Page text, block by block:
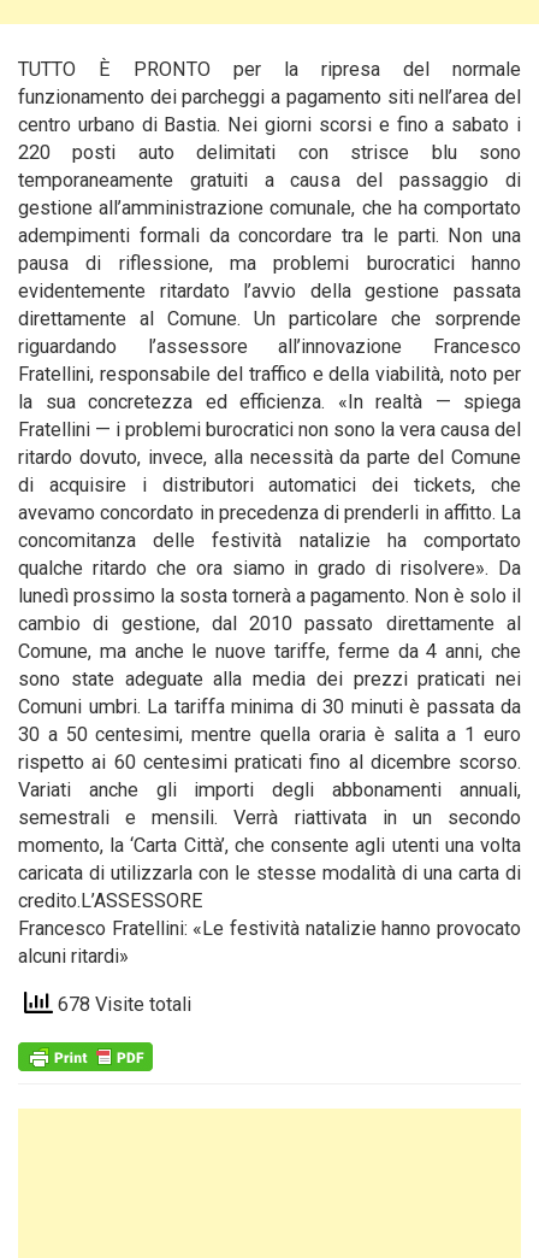
TUTTO È PRONTO per la ripresa del normale
funzionamento dei parcheggi a pagamento siti nell’area del
centro urbano di Bastia. Nei giorni scorsi e fino a sabato i
220 posti auto delimitati con strisce blu sono
temporaneamente gratuiti a causa del passaggio di
gestione all’amministrazione comunale, che ha comportato
adempimenti formali da concordare tra le parti. Non una
pausa di riflessione, ma problemi burocratici hanno
evidentemente ritardato l’avvio della gestione passata
direttamente al Comune. Un particolare che sorprende
riguardando l’assessore all’innovazione Francesco
Fratellini, responsabile del traffico e della viabilità, noto per
la sua concretezza ed efficienza. «In realtà — spiega
Fratellini — i problemi burocratici non sono la vera causa del
ritardo dovuto, invece, alla necessità da parte del Comune
di acquisire i distributori automatici dei tickets, che
avevamo concordato in precedenza di prenderli in affitto. La
concomitanza delle festività natalizie ha comportato
qualche ritardo che ora siamo in grado di risolvere». Da
lunedì prossimo la sosta tornerà a pagamento. Non è solo il
cambio di gestione, dal 2010 passato direttamente al
Comune, ma anche le nuove tariffe, ferme da 4 anni, che
sono state adeguate alla media dei prezzi praticati nei
Comuni umbri. La tariffa minima di 30 minuti è passata da
30 a 50 centesimi, mentre quella oraria è salita a 1 euro
rispetto ai 60 centesimi praticati fino al dicembre scorso.
Variati anche gli importi degli abbonamenti annuali,
semestrali e mensili. Verrà riattivata in un secondo
momento, la ‘Carta Città’, che consente agli utenti una volta
caricata di utilizzarla con le stesse modalità di una carta di
credito.L’ASSESSORE
Francesco Fratellini: «Le festività natalizie hanno provocato
alcuni ritardi»
678 Visite totali